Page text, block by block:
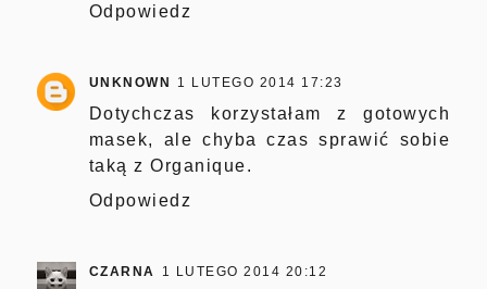
Odpowiedz
UNKNOWN 1 LUTEGO 2014 17:23
Dotychczas korzystałam z gotowych
masek, ale chyba czas sprawić sobie
taką z Organique.
Odpowiedz
CZARNA 1 LUTEGO 2014 20:12